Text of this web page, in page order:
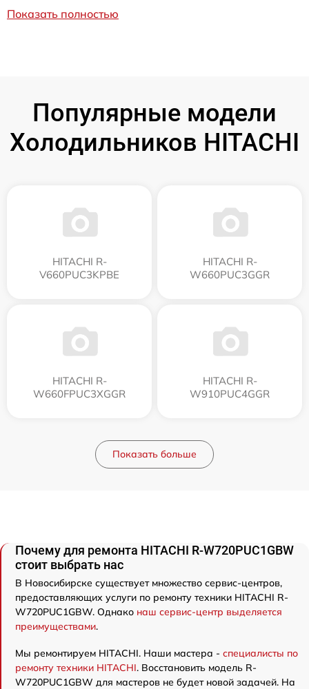
Показать полностью
Популярные модели
Холодильников HITACHI
HITACHI R-
V660PUC3KPBE
HITACHI R-
W660PUC3GGR
HITACHI R-
W660FPUC3XGGR
HITACHI R-
W910PUC4GGR
Показать больше
Почему для ремонта HITACHI R-W720PUC1GBW
стоит выбрать нас
В Новосибирске существует множество сервис-центров,
предоставляющих услуги по ремонту техники HITACHI R-
W720PUC1GBW. Однако наш сервис-центр выделяется
преимуществами.
Мы ремонтируем HITACHI. Наши мастера - специалисты по
ремонту техники HITACHI. Восстановить модель R-
W720PUC1GBW для мастеров не будет новой задачей. На